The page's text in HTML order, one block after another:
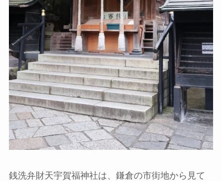
銭洗弁財天宇賀福神社は、鎌倉の市街地から見て